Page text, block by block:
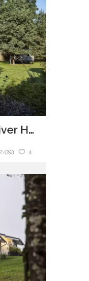
Pohádkový finský dům River House
4
24393